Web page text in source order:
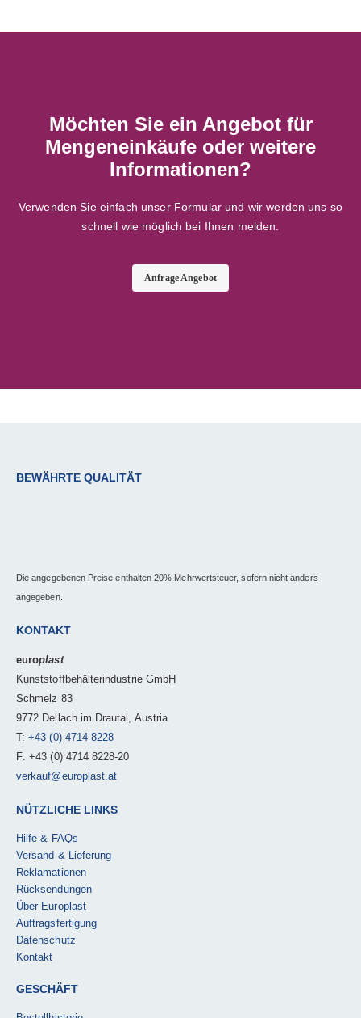
Möchten Sie ein Angebot für
Mengeneinkäufe oder weitere
Informationen?
Verwenden Sie einfach unser Formular und wir werden uns so
schnell wie möglich bei Ihnen melden.
Anfrage Angebot
BEWÄHRTE QUALITÄT
Die angegebenen Preise enthalten 20% Mehrwertsteuer, sofern nicht anders
angegeben.
KONTAKT
europlast
Kunststoffbehälterindustrie GmbH
Schmelz 83
9772 Dellach im Drautal, Austria
T:+43 (0) 4714 8228
F: +43 (0) 4714 8228-20
verkauf@europlast.at
NÜTZLICHE LINKS
Hilfe & FAQs
Versand & Lieferung
Reklamationen
Rücksendungen
Über Europlast
Auftragsfertigung
Datenschutz
Kontakt
GESCHÄFT